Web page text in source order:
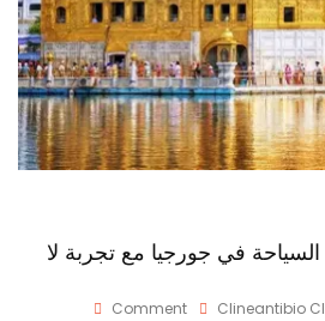
في جورجيا مع تجربة لا
Clineantibio
Comment